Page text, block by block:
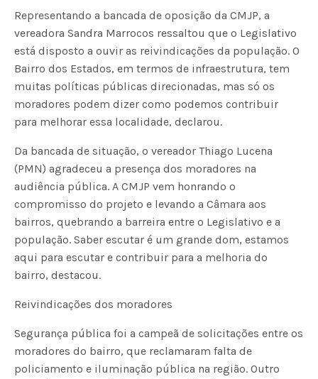
Representando a bancada de oposição da CMJP, a
vereadora Sandra Marrocos ressaltou que o Legislativo
está disposto a ouvir as reivindicações da população. O
Bairro dos Estados, em termos de infraestrutura, tem
muitas políticas públicas direcionadas, mas só os
moradores podem dizer como podemos contribuir
para melhorar essa localidade, declarou.
Da bancada de situação, o vereador Thiago Lucena
(PMN) agradeceu a presença dos moradores na
audiência pública. A CMJP vem honrando o
compromisso do projeto e levando a Câmara aos
bairros, quebrando a barreira entre o Legislativo e a
população. Saber escutar é um grande dom, estamos
aqui para escutar e contribuir para a melhoria do
bairro, destacou.
Reivindicações dos moradores
Segurança pública foi a campeã de solicitações entre os
moradores do bairro, que reclamaram falta de
policiamento e iluminação pública na região. Outro